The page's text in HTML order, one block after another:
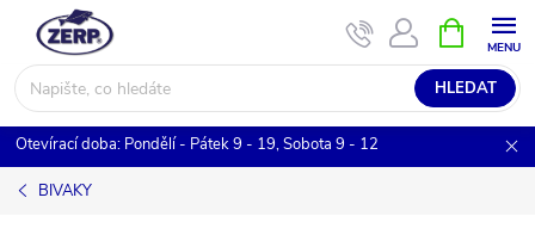
obsah
HLEDAT
NÁKUPNÍ
KOŠÍK
Otevírací doba: Pondělí - Pátek 9 - 19, Sobota 9 - 12
BIVAKY